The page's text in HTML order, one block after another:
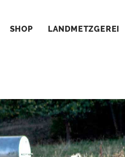
SHOP LANDMETZGEREI